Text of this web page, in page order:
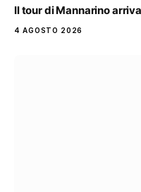
Il tour di Mannarino
4 AGOSTO 2026